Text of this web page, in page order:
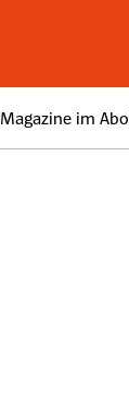
Magazine im Abo